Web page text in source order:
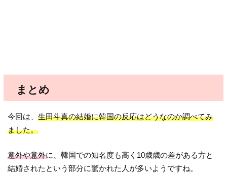
まとめ
今回は、生田斗真の結婚に韓国の反応はどうなのか調べてみ
ました。
意外や意外に、韓国での知名度も高く10歳歳の差がある方と
結婚されたという部分に驚かれた人が多いようですね。